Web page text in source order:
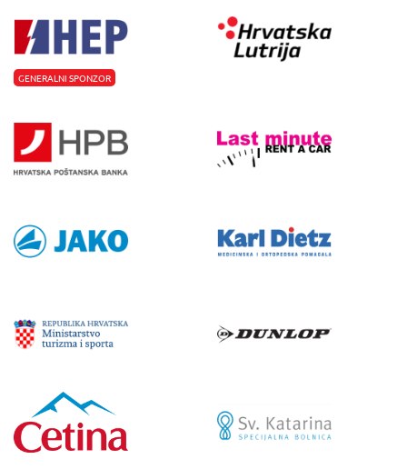
GENERALNI SPONZOR